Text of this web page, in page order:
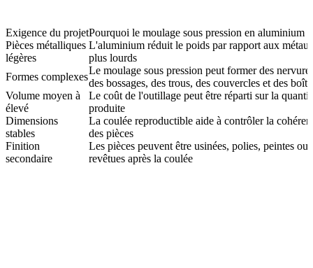
Exigence du projetPourquoi le moulage sous pression en aluminium
Pièces métalliques
légères
L'aluminium réduit le poids par rapport aux
plus lourds
Formes complexes
Le moulage sous pression peut former des
des bossages, des trous, des couvercles et des
Volume moyen à
élevé
Le coût de l'outillage peut être réparti sur la
produite
Dimensions
stables
La coulée reproductible aide à contrôler la
des pièces
Finition
secondaire
Les pièces peuvent être usinées, polies, peintes ou
revêtues après la coulée